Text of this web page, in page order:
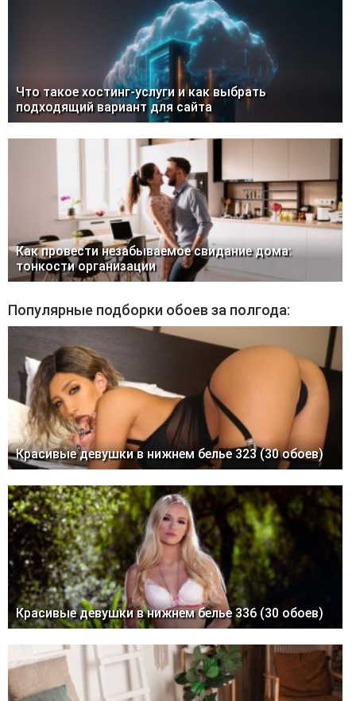
Что такое хостинг-услуги и как выбрать
подходящий вариант для сайта
Как провести незабываемое свидание дома:
тонкости организации
Популярные подборки обоев за полгода:
Красивые девушки в нижнем белье 323 (30 обоев)
Красивые девушки в нижнем белье 336 (30 обоев)